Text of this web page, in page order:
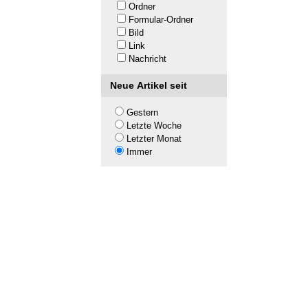
Ordner
Formular-Ordner
Bild
Link
Nachricht
Neue Artikel seit
Gestern
Letzte Woche
Letzter Monat
Immer